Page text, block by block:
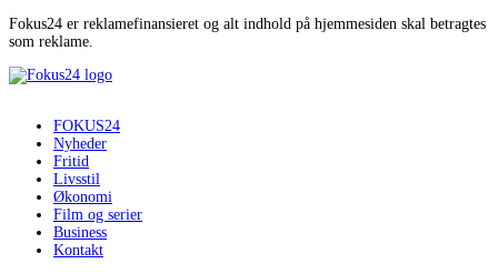
Fokus24 er reklamefinansieret og alt indhold på hjemmesiden skal betragtes
som reklame.
FOKUS24
Nyheder
Fritid
Livsstil
Økonomi
Film og serier
Business
Kontakt